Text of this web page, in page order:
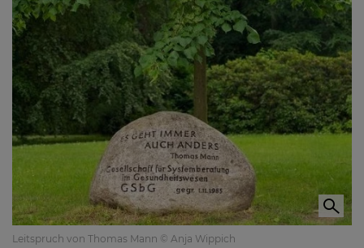
Leitspruch von Thomas Mann © Anja Wippich